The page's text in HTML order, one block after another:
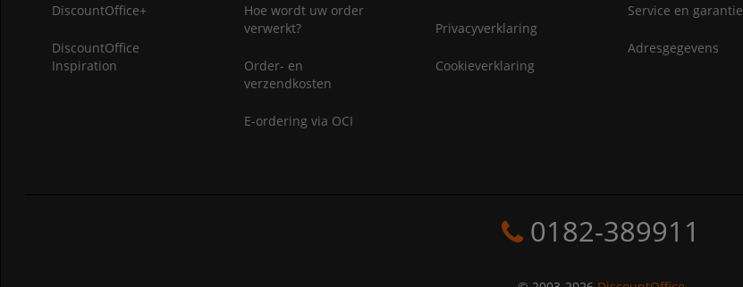
DiscountOffice+
DiscountOffice
Inspiration
Hoe wordt uw order
verwerkt?
Order- en
verzendkosten
E-ordering via OCI
Privacyverklaring
Cookieverklaring
Service en garantie
Adresgegevens
0182-389911